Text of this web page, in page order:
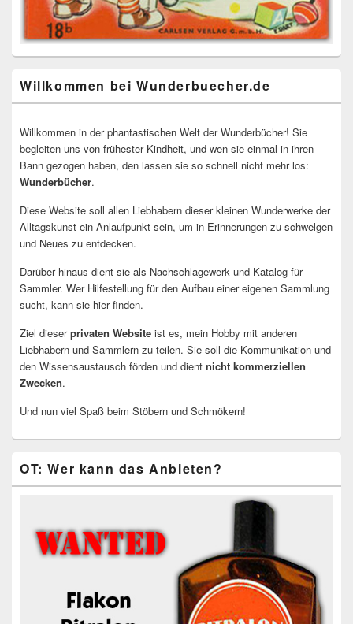
Willkommen bei Wunderbuecher.de
Willkommen in der phantastischen Welt der Wunderbücher! Sie
begleiten uns von frühester Kindheit, und wen sie einmal in ihren
Bann gezogen haben, den lassen sie so schnell nicht mehr los:
Wunderbücher.
Diese Website soll allen Liebhabern dieser kleinen Wunderwerke der
Alltagskunst ein Anlaufpunkt sein, um in Erinnerungen zu schwelgen
und Neues zu entdecken.
Darüber hinaus dient sie als Nachschlagewerk und Katalog für
Sammler. Wer Hilfestellung für den Aufbau einer eigenen Sammlung
sucht, kann sie hier finden.
Ziel dieserprivaten Website ist es, mein Hobby mit anderen
Liebhabern und Sammlern zu teilen. Sie soll die Kommunikation und
den Wissensaustausch förden und dient nicht kommerziellen
Zwecken.
Und nun viel Spaß beim Stöbern und Schmökern!
OT: Wer kann das Anbieten?